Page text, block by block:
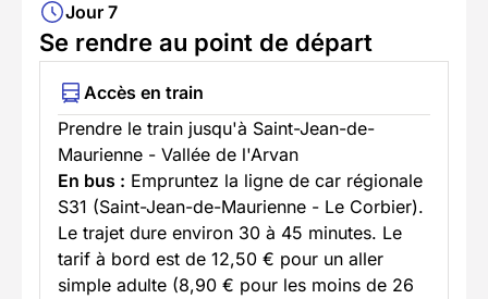
Jour 7
Se rendre au point de départ
Accès en train
Prendre le train jusqu'à Saint-Jean-de-
Maurienne - Vallée de l'Arvan
En bus : Empruntez la ligne de car régionale
S31 (Saint-Jean-de-Maurienne - Le Corbier).
Le trajet dure environ 30 à 45 minutes. Le
tarif à bord est de 12,50 € pour un aller
simple adulte (8,90 € pour les moins de 26